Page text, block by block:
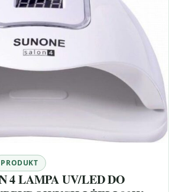
PRODUKT
4 LAMPA UV/LED DO